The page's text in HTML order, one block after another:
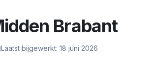
Brabant
Laatst bijgewerkt: 18 juni 2026